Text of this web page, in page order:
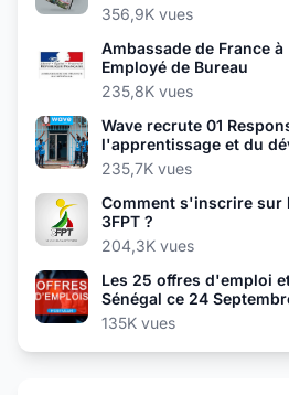
356,9K vues
Ambassade de France à
Employé de Bureau
235,8K vues
Wave recrute 01
l'apprentissage et du
235,7K vues
Comment s'inscrire sur
3FPT ?
204,3K vues
Les 25 offres d'emploi
Sénégal ce 24
135K vues